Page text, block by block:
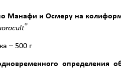
Манафи и Осмеру на
®
– 500 г
определения